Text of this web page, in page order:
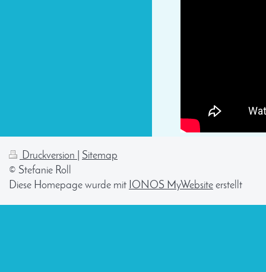
Druckversion
Sitemap
© Stefanie Roll
Diese Homepage wurde mit IONOS MyWebsite erstellt